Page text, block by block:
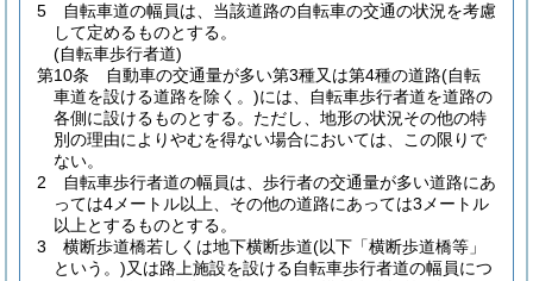
5
自転車道の幅員は、当該道路の自転車の交通の状況を考慮
して定めるものとする。
(自転車歩行者道)
第10条
自動車の交通量が多い第3種又は第4種の道路(自転
車道を設ける道路を除く。)には、自転車歩行者道を道路の
各側に設けるものとする。 ただし、地形の状況その他の特
別の理由によりやむを得ない場合においては、この限りで
ない。
2
自転車歩行者道の幅員は、歩行者の交通量が多い道路にあ
っては4メートル以上、その他の道路にあっては3メートル
以上とするものとする。
3
横断歩道橋若しくは地下横断歩道(以下「横断歩道橋等」
という。)又は路上施設を設ける自転車歩行者道の幅員につ